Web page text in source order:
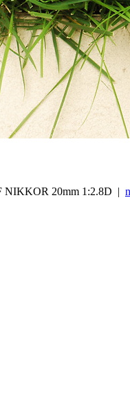
20mm 1:2.8D |